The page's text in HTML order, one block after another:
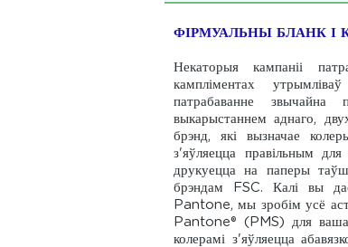
ФІРМУАЛЬНЫ БЛАНК І
Некаторыя кампаніі
кампліментах
патрабаванне
выкарыстаннем аднаго,
брэнд, які вызначае
з'яўляецца правільным
друкуецца на паперы
брэндам FSC. Калі вы
Pantone, мы зробім усё
Pantone® (PMS) для
колерамі з'яўляецца